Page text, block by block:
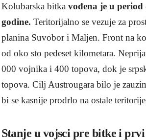
Kolubarska bitka vođena je u period
godine. Teritorijalno se vezuje za
planina Suvobor i Maljen. Front na
od oko sto pedeset kilometara.
000 vojnika i 400 topova, dok je
topova. Cilj Austrougara bilo je
bi se kasnije prodrlo na ostale
Stanje u vojsci pre bitke i